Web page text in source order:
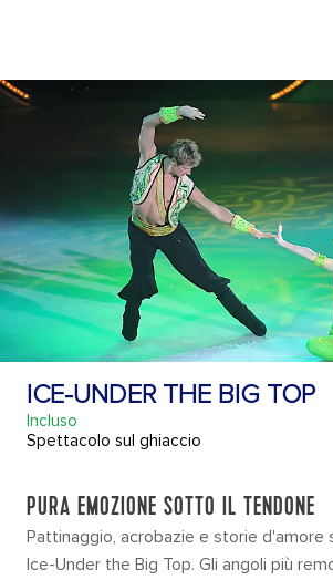
ICE-UNDER THE BIG TOP
Incluso
Spettacolo sul ghiaccio
PURA EMOZIONE SOTTO IL TENDONE
Pattinaggio, acrobazie e storie d'amore
Ice-Under the Big Top. Gli angoli più